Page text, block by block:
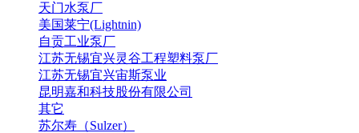
天门水泵厂
美国莱宁(Lightnin)
自贡工业泵厂
江苏无锡宜兴灵谷工程塑料泵厂
江苏无锡宜兴宙斯泵业
昆明嘉和科技股份有限公司
其它
苏尔寿（Sulzer）